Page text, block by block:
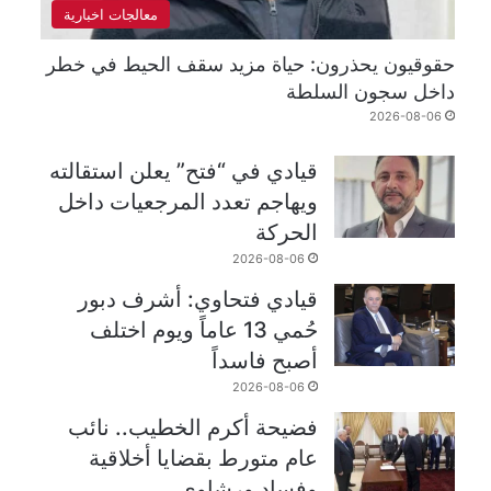
معالجات اخبارية
حقوقيون يحذرون: حياة مزيد سقف الحيط في خطر
داخل سجون السلطة
2026-08-06
قيادي في “فتح” يعلن استقالته
ويهاجم تعدد المرجعيات داخل
الحركة
2026-08-06
قيادي فتحاوي: أشرف دبور
حُمي 13 عاماً ويوم اختلف
أصبح فاسداً
2026-08-06
فضيحة أكرم الخطيب.. نائب
عام متورط بقضايا أخلاقية